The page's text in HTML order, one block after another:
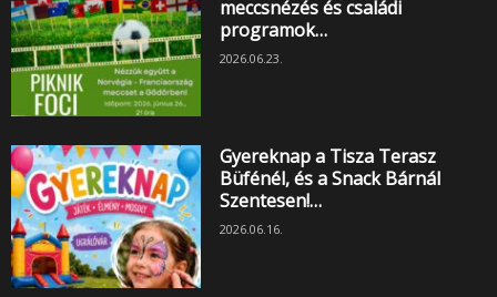
meccsnézés és családi
programok…
2026.06.23.
Gyereknap a Tisza Terasz
Büfénél, és a Snack Bárnál
Szentesen!…
2026.06.16.